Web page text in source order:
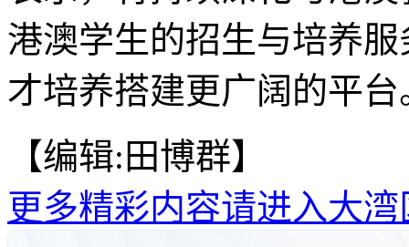
港澳学生的招生与培养
才培养搭建更广阔的平台
【编辑:田博群】
更多精彩内容请进入大湾